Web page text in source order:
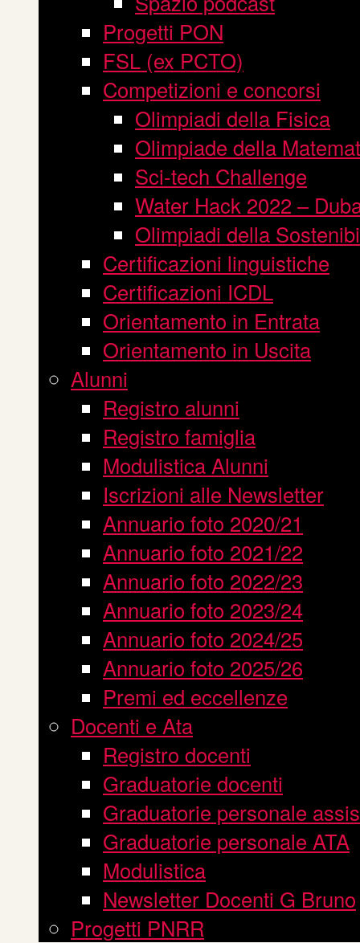
Progetti PON
FSL (ex PCTO)
Competizioni e concorsi
Olimpiadi della Fisica
Olimpiade della
Sci-tech Challenge
Water Hack 2022 –
Olimpiadi della
Certificazioni linguistiche
Certificazioni ICDL
Orientamento in Entrata
Orientamento in Uscita
Alunni
Registro alunni
Registro famiglia
Modulistica Alunni
Iscrizioni alle Newsletter
Annuario foto 2020/21
Annuario foto 2021/22
Annuario foto 2022/23
Annuario foto 2023/24
Annuario foto 2024/25
Annuario foto 2025/26
Premi ed eccellenze
Docenti e Ata
Registro docenti
Graduatorie docenti
Graduatorie personale
Graduatorie personale ATA
Modulistica
Newsletter Docenti G Bruno
Progetti PNRR